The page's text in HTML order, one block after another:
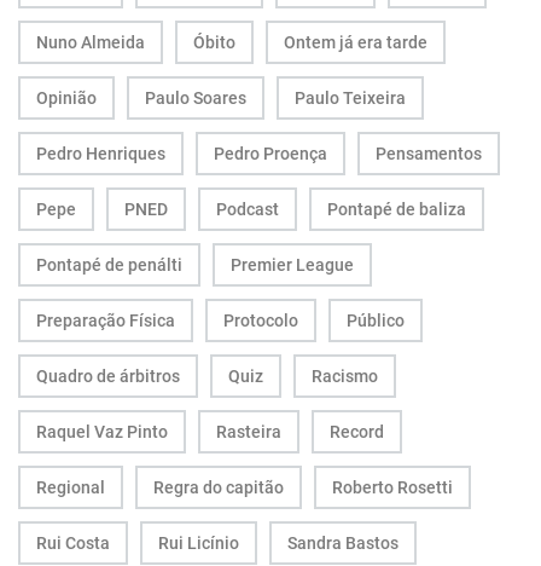
Nuno Almeida Óbito Ontem já era tarde
Opinião Paulo Soares Paulo Teixeira
Pedro Henriques Pedro Proença Pensamentos
Pepe PNED Podcast Pontapé de baliza
Pontapé de penálti Premier League
Preparação Física Protocolo Público
Quadro de árbitros Quiz Racismo
Raquel Vaz Pinto Rasteira Record
Regional Regra do capitão Roberto Rosetti
Rui Costa Rui Licínio Sandra Bastos